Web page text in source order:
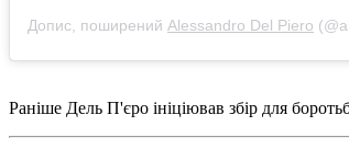
Допис, поширений Alessandro Del Piero
Раніше Дель П'єро ініціював збір для